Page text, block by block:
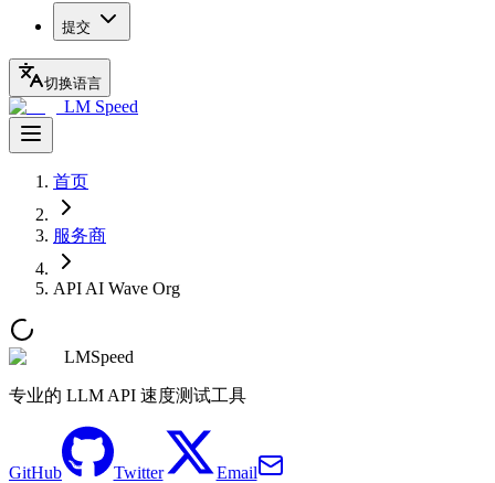
提交
切换语言
LM Speed
首页
服务商
API AI Wave Org
LMSpeed
专业的 LLM API 速度测试工具
GitHub Twitter
Email